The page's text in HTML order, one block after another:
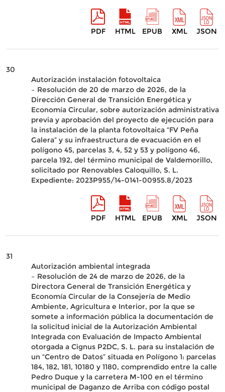
PDF HTML EPUB XML JSON
30
Autorización instalación fotovoltaica
– Resolución de 20 de marzo de 2026, de la
Dirección General de Transición Energética y
Economía Circular, sobre autorización administrativa
previa y aprobación del proyecto de ejecución para
la instalación de la planta fotovoltaica “FV Peña
Galera” y su infraestructura de evacuación en el
polígono 45, parcelas 3, 4, 52 y 53 y polígono 46,
parcela 192, del término municipal de Valdemorillo,
solicitado por Renovables Caloquillo, S. L.
Expediente: 2023P955/14-0141-00955.8/2023
PDF HTML EPUB XML JSON
31
Autorización ambiental integrada
– Resolución de 24 de marzo de 2026, de la
Directora General de Transición Energética y
Economía Circular de la Consejería de Medio
Ambiente, Agricultura e Interior, por la que se
somete a información pública la documentación de
la solicitud inicial de la Autorización Ambiental
Integrada con Evaluación de Impacto Ambiental
otorgada a Cignus P2DC, S. L. para su instalación de
un “Centro de Datos” situada en Polígono 1: parcelas
184, 182, 181, 10180 y 1180, comprendido entre la calle
Pedro Duque y la carretera M-100 en el término
municipal de Daganzo de Arriba con código postal